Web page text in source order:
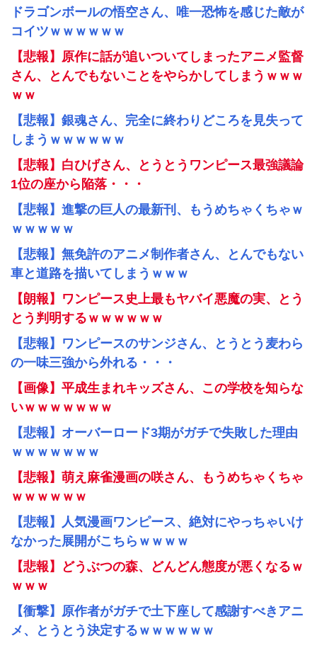
ドラゴンボールの悟空さん、唯一恐怖を感じた敵が
コイツｗｗｗｗｗｗ
【悲報】原作に話が追いついてしまったアニメ監督
さん、とんでもないことをやらかしてしまうｗｗｗ
ｗｗ
【悲報】銀魂さん、完全に終わりどころを見失って
しまうｗｗｗｗｗｗ
【悲報】白ひげさん、とうとうワンピース最強議論
1位の座から陥落・・・
【悲報】進撃の巨人の最新刊、もうめちゃくちゃｗ
ｗｗｗｗｗ
【悲報】無免許のアニメ制作者さん、とんでもない
車と道路を描いてしまうｗｗｗ
【朗報】ワンピース史上最もヤバイ悪魔の実、とう
とう判明するｗｗｗｗｗｗ
【悲報】ワンピースのサンジさん、とうとう麦わら
の一味三強から外れる・・・
【画像】平成生まれキッズさん、この学校を知らな
いｗｗｗｗｗｗｗ
【悲報】オーバーロード3期がガチで失敗した理由
ｗｗｗｗｗｗｗ
【悲報】萌え麻雀漫画の咲さん、もうめちゃくちゃ
ｗｗｗｗｗｗ
【悲報】人気漫画ワンピース、絶対にやっちゃいけ
なかった展開がこちらｗｗｗｗ
【悲報】どうぶつの森、どんどん態度が悪くなるｗ
ｗｗｗ
【衝撃】原作者がガチで土下座して感謝すべきアニ
メ、とうとう決定するｗｗｗｗｗｗ